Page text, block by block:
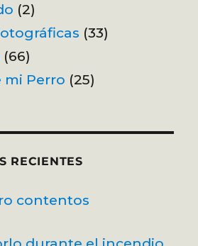
(2)
(33)
(66)
mi Perro (25)
RECIENTES
contentos